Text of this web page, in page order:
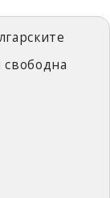
свободна